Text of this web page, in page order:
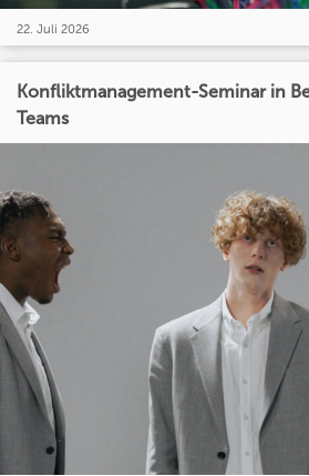
22. Juli 2026
Konfliktmanagement-Seminar in
Teams